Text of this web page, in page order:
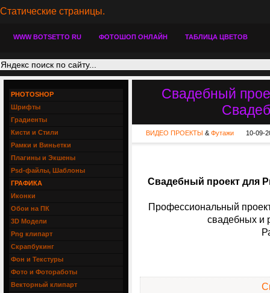
Статические страницы.
WWW BOTSETTO RU ФОТОШОП ОНЛАЙН ТАБЛИЦА ЦВЕТОВ
Свадебный
ВИДЕО ПРОЕКТЫ & Футажи 10-09-
Свадебный проект для
Профессиональный
свадебных и
PHOTOSHOP
Шрифты
Градиенты
Кисти и Стили
Рамки и Виньетки
Плагины и Экшены
Psd-файлы, Шаблоны
ГРАФИКА
Иконки
Обои на ПК
3D Модели
Png клипарт
Скрапбукинг
Фон и Текстуры
Фото и Фотоработы
Векторный клипарт